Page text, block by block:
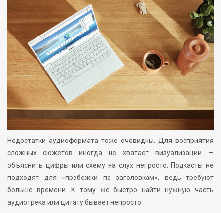
Недостатки аудиоформата тоже очевидны. Для восприятия
сложных сюжетов иногда не хватает визуализации —
объяснить цифры или схему на слух непросто. Подкасты не
подходят для «пробежки по заголовкам», ведь требуют
больше времени. К тому же быстро найти нужную часть
аудиотрека или цитату бывает непросто.